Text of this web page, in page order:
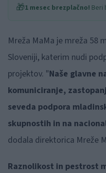
🎁1 mesec brezplačno! Beri
Mreža MaMa je mreža 58
Sloveniji, katerim nudi
projektov. "Naše glavne
komuniciranje,
seveda podpora
skupnostih in na
dodala direktorica Mreže
Raznolikost in pestrost